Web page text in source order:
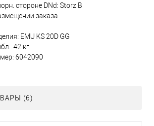
стороне DNd: Storz B
заказа
EMU KS 20D GG
42 кг
6042090
(6)